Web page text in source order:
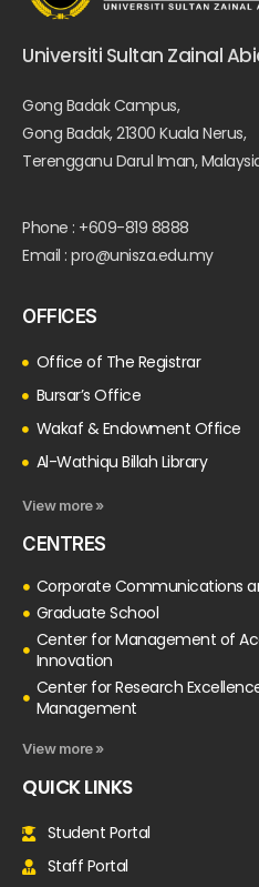
Universiti Sultan Zainal
Gong Badak Campus,
Gong Badak, 21300 Kuala Nerus,
Terengganu Darul Iman,
Phone : +609-819 8888
Email : pro@unisza.edu.my
OFFICES
Office of The Registrar
Bursar’s Office
Wakaf & Endowment Office
Al-Wathiqu Billah Library
View more »
CENTRES
Corporate Communications
Graduate School
Center for Management of
Innovation
Center for Research
Management
View more »
QUICK LINKS
Student Portal
Staff Portal